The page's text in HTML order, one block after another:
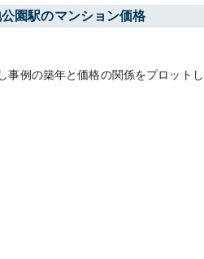
園駅のマンション価格
事例の築年と価格の関係をプロット